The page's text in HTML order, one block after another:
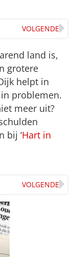
VOLGENDE
land is,
grotere
helpt in
in problemen.
meer uit?
bij ‘Hart in
VOLGENDE